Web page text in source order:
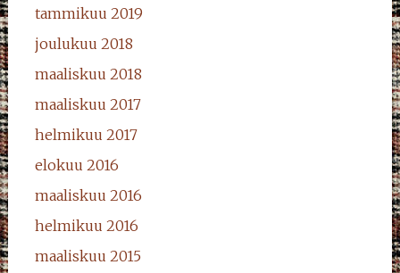
tammikuu 2019
joulukuu 2018
maaliskuu 2018
maaliskuu 2017
helmikuu 2017
elokuu 2016
maaliskuu 2016
helmikuu 2016
maaliskuu 2015